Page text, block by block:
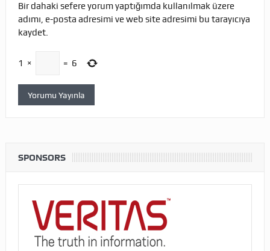
Bir dahaki sefere yorum yaptığımda kullanılmak üzere
adımı, e-posta adresimi ve web site adresimi bu tarayıcıya
kaydet.
1 × = 6
SPONSORS